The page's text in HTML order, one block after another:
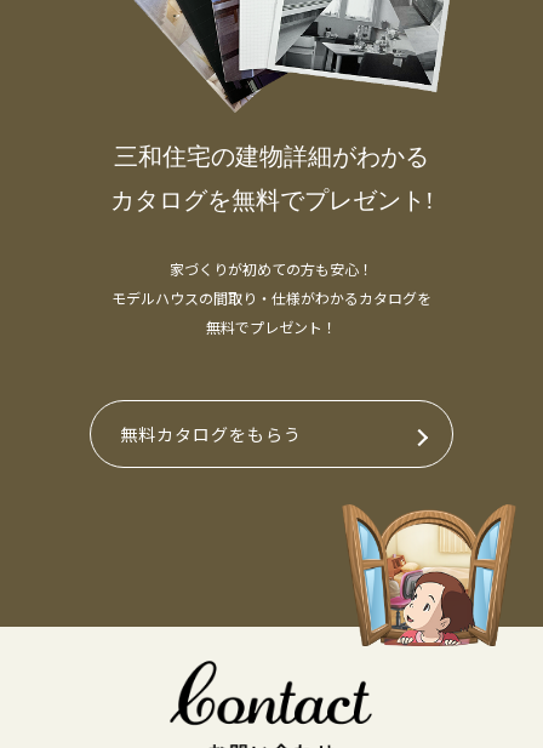
三和住宅の建物詳細がわかる
カタログを無料でプレゼント!
家づくりが初めての方も安心！
モデルハウスの間取り・仕様がわかるカタログを
無料でプレゼント！
無料カタログをもらう